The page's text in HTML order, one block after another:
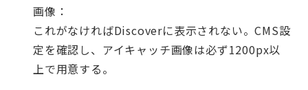
画像：
これがなければDiscoverに表示されない。CMS設
定を確認し、アイキャッチ画像は必ず1200px以
上で用意する。